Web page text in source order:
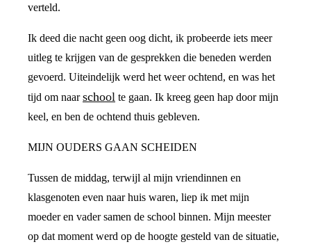
verteld.
Ik deed die nacht geen oog dicht, ik probeerde iets meer
uitleg te krijgen van de gesprekken die beneden werden
gevoerd. Uiteindelijk werd het weer ochtend, en was het
tijd om naarschool te gaan. Ik kreeg geen hap door mijn
keel, en ben de ochtend thuis gebleven.
MIJN OUDERS GAAN SCHEIDEN
Tussen de middag, terwijl al mijn vriendinnen en
klasgenoten even naar huis waren, liep ik met mijn
moeder en vader samen de school binnen. Mijn meester
op dat moment werd op de hoogte gesteld van de situatie,